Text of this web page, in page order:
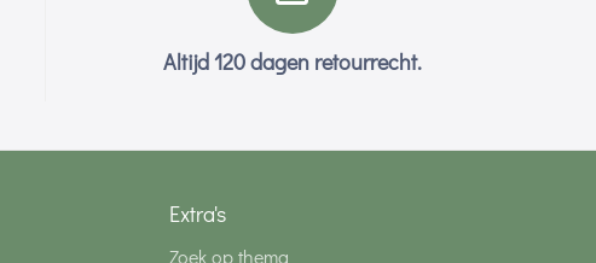
Altijd 120 dagen retourrecht.
Extra's
Zoek op thema